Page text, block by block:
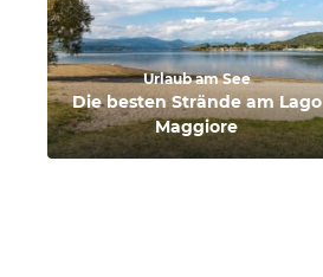
Urlaub am See
Die besten Strände am Lago
Maggiore